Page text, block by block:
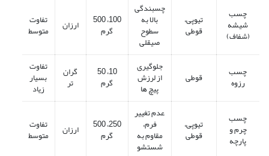
چسب
شیشه
(شفاف)
تیوپی،
قوطی
چسبندگی
بالا به
سطوح
صیقلی
100، 500
گرم ارزان تفاوت
متوسط
چسب
رزوه قوطی
جلوگیری
از لرزش
پیچ‌ ها
10، 50
گرم
گران
تر
تفاوت
بسیار
زیاد
چسب
چرم و
پارچه
تیوپی،
قوطی
عدم تغییر
فرم،
مقاوم به
شستشو
250، 500
گرم ارزان تفاوت
متوسط